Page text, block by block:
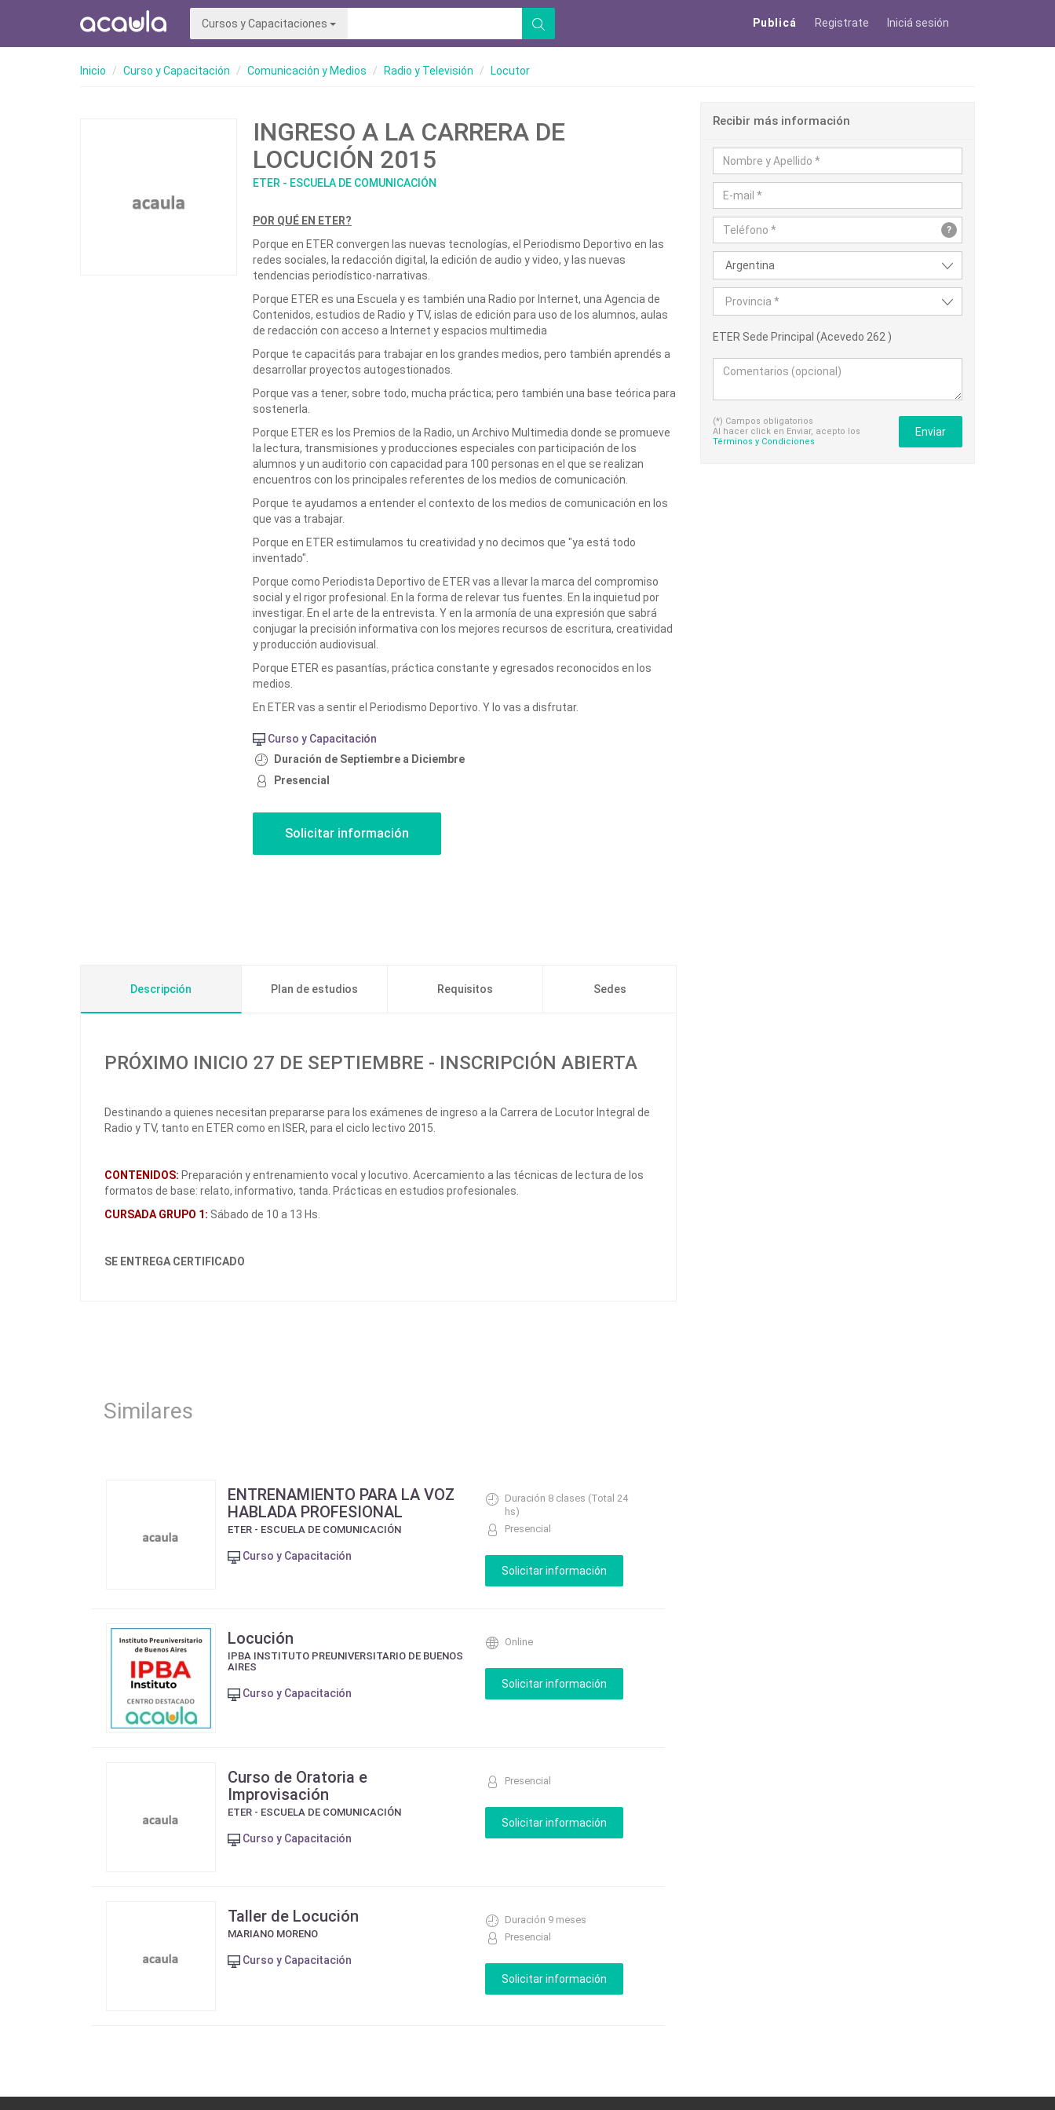
Cursos y Capacitaciones Publicá Registrate Iniciá sesión
Inicio Curso y Capacitación Comunicación y Medios Radio y Televisión Locutor
INGRESO A LA CARRERA DE
LOCUCIÓN 2015
ETER - ESCUELA DE COMUNICACIÓN
POR QUÉ EN ETER?
Porque en ETER convergen las nuevas tecnologías, el Periodismo Deportivo en las
redes sociales, la redacción digital, la edición de audio y video, y las nuevas
tendencias periodístico-narrativas.
Porque ETER es una Escuela y es también una Radio por Internet, una Agencia de
Contenidos, estudios de Radio y TV, islas de edición para uso de los alumnos, aulas
de redacción con acceso a Internet y espacios multimedia
Porque te capacitás para trabajar en los grandes medios, pero también aprendés a
desarrollar proyectos autogestionados.
Porque vas a tener, sobre todo, mucha práctica; pero también una base teórica para
sostenerla.
Porque ETER es los Premios de la Radio, un Archivo Multimedia donde se promueve
la lectura, transmisiones y producciones especiales con participación de los
alumnos y un auditorio con capacidad para 100 personas en el que se realizan
encuentros con los principales referentes de los medios de comunicación.
Porque te ayudamos a entender el contexto de los medios de comunicación en los
que vas a trabajar.
Porque en ETER estimulamos tu creatividad y no decimos que "ya está todo
inventado".
Porque como Periodista Deportivo de ETER vas a llevar la marca del compromiso
social y el rigor profesional. En la forma de relevar tus fuentes. En la inquietud por
investigar. En el arte de la entrevista. Y en la armonía de una expresión que sabrá
conjugar la precisión informativa con los mejores recursos de escritura, creatividad
y producción audiovisual.
Porque ETER es pasantías, práctica constante y egresados reconocidos en los
medios.
En ETER vas a sentir el Periodismo Deportivo. Y lo vas a disfrutar.
Curso y Capacitación
Duración de Septiembre a Diciembre
Presencial
Recibir más información
?
Argentina
Provincia *
ETER Sede Principal (Acevedo 262 )
(*) Campos obligatorios
Al hacer click en Enviar, acepto los
Términos y Condiciones
Enviar
Descripción Plan de estudios Requisitos Sedes
PRÓXIMO INICIO 27 DE SEPTIEMBRE - INSCRIPCIÓN ABIERTA
Destinando a quienes necesitan prepararse para los exámenes de ingreso a la Carrera de Locutor Integral de
Radio y TV, tanto en ETER como en ISER, para el ciclo lectivo 2015.
CONTENIDOS: Preparación y entrenamiento vocal y locutivo. Acercamiento a las técnicas de lectura de los
formatos de base: relato, informativo, tanda. Prácticas en estudios profesionales.
CURSADA GRUPO 1: Sábado de 10 a 13 Hs.
SE ENTREGA CERTIFICADO
Similares
ENTRENAMIENTO PARA LA VOZ
HABLADA PROFESIONAL
ETER - ESCUELA DE COMUNICACIÓN
Curso y Capacitación
Duración 8 clases (Total 24
hs)
Presencial
Locución
IPBA INSTITUTO PREUNIVERSITARIO DE BUENOS
AIRES
Curso y Capacitación
Online
Curso de Oratoria e
Improvisación
ETER - ESCUELA DE COMUNICACIÓN
Curso y Capacitación
Presencial
Taller de Locución
MARIANO MORENO
Curso y Capacitación
Duración 9 meses
Presencial